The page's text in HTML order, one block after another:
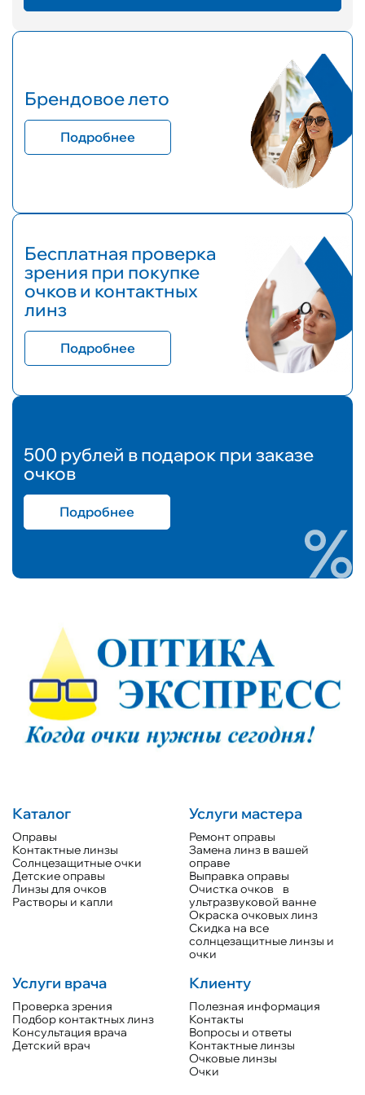
Брендовое лето
Подробнее
Бесплатная проверка
зрения при покупке
очков и контактных
линз
Подробнее
500 рублей в подарок при заказе
очков
Подробнее
Каталог
Оправы
Контактные линзы
Солнцезащитные очки
Детские оправы
Линзы для очков
Растворы и капли
Услуги мастера
Ремонт оправы
Замена линз в вашей
оправе
Выправка оправы
Очистка очков в
ультразвуковой ванне
Окраска очковых линз
Скидка на все
солнцезащитные линзы и
очки
Услуги врача
Проверка зрения
Подбор контактных линз
Консультация врача
Детский врач
Клиенту
Полезная информация
Контакты
Вопросы и ответы
Контактные линзы
Очковые линзы
Очки